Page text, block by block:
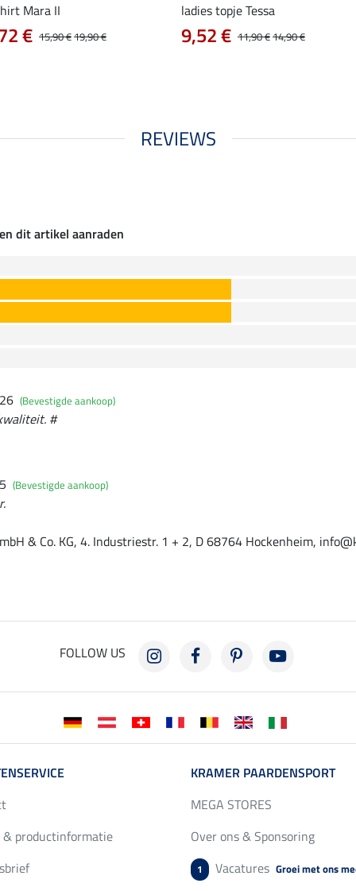
Mara II
15,90 €19,90 €
€
ladies topje Tessa
11,90 €14,90 €
9,52 €
REVIEWS
dit artikel aanraden
(Bevestigde aankoop)
#
(Bevestigde aankoop)
& Co. KG, 4. Industriestr. 1 + 2, D 68764 Hockenheim,
FOLLOW US
& productinformatie
KRAMER PAARDENSPORT
MEGA STORES
Over ons & Sponsoring
1 Vacatures Groei met ons